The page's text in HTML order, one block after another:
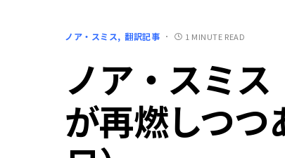
ノア・スミス 翻訳記事 1 MINUTE READ
ノア・スミ
が再燃しつ